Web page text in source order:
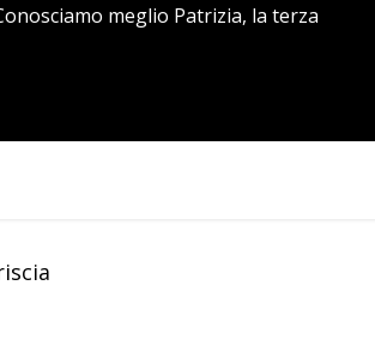
meglio Patrizia, la terza